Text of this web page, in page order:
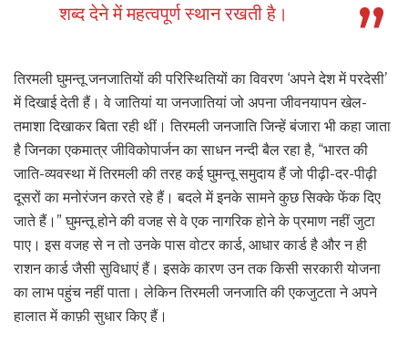
शब्द देने में महत्वपूर्ण स्थान रखती है।
तिरमली घुमन्तू जनजातियों की परिस्थितियों का विवरण ‘अपने देश में परदेसी’
में दिखाई देती हैं। वे जातियां या जनजातियां जो अपना जीवनयापन खेल-
तमाशा दिखाकर बिता रही थीं। तिरमली जनजाति जिन्हें बंजारा भी कहा जाता
है जिनका एकमात्र जीविकोपार्जन का साधन नन्दी बैल रहा है, “भारत की
जाति-व्यवस्था में तिरमली की तरह कई घुमन्तू समुदाय हैं जो पीढ़ी-दर-पीढ़ी
दूसरों का मनोरंजन करते रहे हैं। बदले में इनके सामने कुछ सिक्के फेंक दिए
जाते हैं।” घुमन्तू होने की वजह से वे एक नागरिक होने के प्रमाण नहीं जुटा
पाए। इस वजह से न तो उनके पास वोटर कार्ड, आधार कार्ड है और न ही
राशन कार्ड जैसी सुविधाएं हैं। इसके कारण उन तक किसी सरकारी योजना
का लाभ पहुंच नहीं पाता। लेकिन तिरमली जनजाति की एकजुटता ने अपने
हालात में काफ़ी सुधार किए हैं।